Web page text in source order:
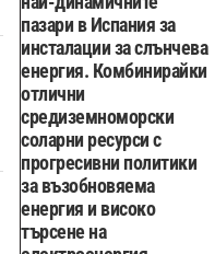
пазари в Испания за
инсталации за слънчева
енергия. Комбинирайки
отлични
средиземноморски
соларни ресурси с
прогресивни политики
за възобновяема
енергия и високо
търсене на